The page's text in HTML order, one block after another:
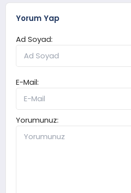
Yorum Yap
Ad Soyad:
E-Mail:
Yorumunuz: